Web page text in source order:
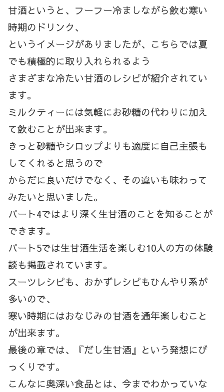
甘酒というと、フーフー冷ましながら飲む寒い
時期のドリンク、
というイメージがありましたが、こちらでは夏
でも積極的に取り入れられるよう
さまざまな冷たい甘酒のレシピが紹介されてい
ます。
ミルクティーには気軽にお砂糖の代わりに加え
て飲むことが出来ます。
きっと砂糖やシロップよりも適度に自己主張も
してくれると思うので
からだに良いだけでなく、その違いも味わって
みたいと思いました。
パート4ではより深く生甘酒のことを知ることが
できます。
パート5では生甘酒生活を楽しむ10人の方の体験
談も掲載されています。
スーツレシピも、おかずレシピもひんやり系が
多いので、
寒い時期にはおなじみの甘酒を通年楽しむこと
が出来ます。
最後の章では、『だし生甘酒』という発想にび
っくりです。
こんなに奥深い食品とは、今までわかっていな